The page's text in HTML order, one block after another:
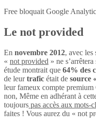
Free bloquait Google
Le not provided
En novembre 2012, avec les
« not provided » ne
étude montrait que 64% des
de leurtrafic était de source
leur fameux compte
non, Même en adhérant à
toujours pas accès aux mots-
faites ! Vous aurez du « not